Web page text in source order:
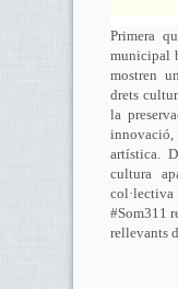
Primera
municipal
mostren
drets
la
artística.
cultura
#Som311
rellevants